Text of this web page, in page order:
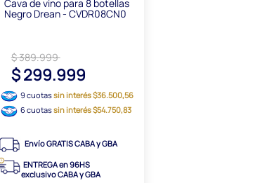
Cava de vino para 8 botellas
Negro Drean - CVDR08CN0
$ 389.999
$ 299.999
9 cuotassin interés $36.500,56
6 cuotassin interés $54.750,83
Envío GRATIS CABA y GBA
ENTREGA en 96HS
exclusivo CABA y GBA